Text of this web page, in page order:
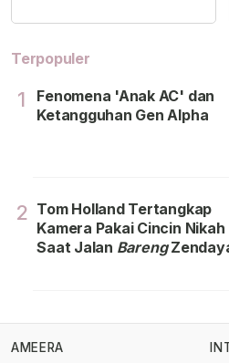
Terpopuler
1
Fenomena 'Anak AC' dan
Ketangguhan Gen Alpha
2 Tom Holland Tertangkap
Kamera Pakai Cincin Nikah
Saat Jalan Bareng
AMEERA